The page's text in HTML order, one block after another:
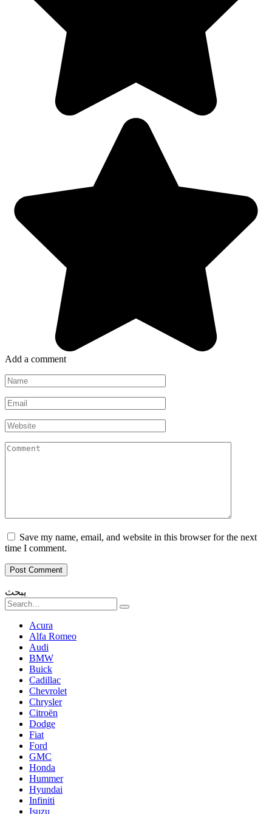
Add a comment
Name
*
Email
*
Website
Comment
Save my name, email, and website in this browser for the next
time I comment.
يبحث
Search
for:
Acura
Alfa Romeo
Audi
BMW
Buick
Cadillac
Chevrolet
Chrysler
Citroën
Dodge
Fiat
Ford
GMC
Honda
Hummer
Hyundai
Infiniti
Isuzu